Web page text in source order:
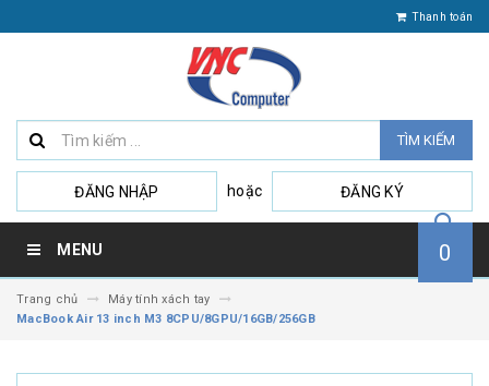
Thanh toán
TÌM KIẾM
ĐĂNG NHẬP hoặc ĐĂNG KÝ
MENU 0
Trang chủ
Máy tính xách tay
MacBook Air 13 inch M3 8CPU/8GPU/16GB/256GB